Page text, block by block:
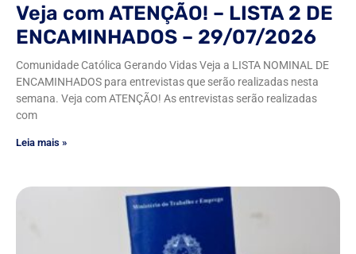
Veja com ATENÇÃO! – LISTA 2 DE
ENCAMINHADOS – 29/07/2026
Comunidade Católica Gerando Vidas Veja a LISTA NOMINAL DE
ENCAMINHADOS para entrevistas que serão realizadas nesta
semana. Veja com ATENÇÃO! As entrevistas serão realizadas
com
Leia mais »